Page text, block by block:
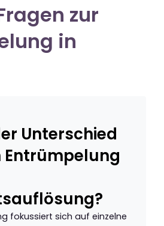
zur
in
Unterschied
Entrümpelung
fokussiert sich auf einzelne